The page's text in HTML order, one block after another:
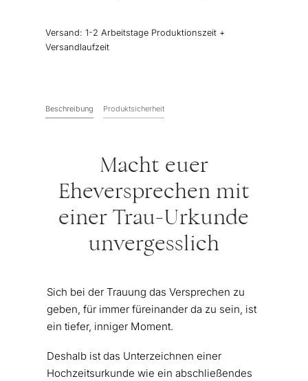
Versand: 1-2 Arbeitstage Produktionszeit +
Versandlaufzeit
Beschreibung Produktsicherheit
Macht euer
Eheversprechen mit
einer Trau-Urkunde
unvergesslich
Sich bei der Trauung das Versprechen zu
geben, für immer füreinander da zu sein, ist
ein tiefer, inniger Moment.
Deshalb ist das Unterzeichnen einer
Hochzeitsurkunde wie ein abschließendes